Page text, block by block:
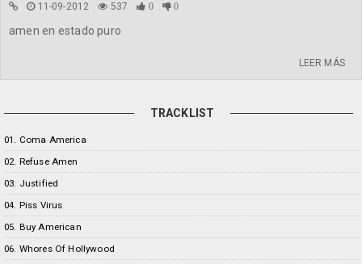
11-09-2012 537 0 0
amen en estado puro
LEER MÁS
TRACKLIST
01. Coma America
02. Refuse Amen
03. Justified
04. Piss Virus
05. Buy American
06. Whores Of Hollywood